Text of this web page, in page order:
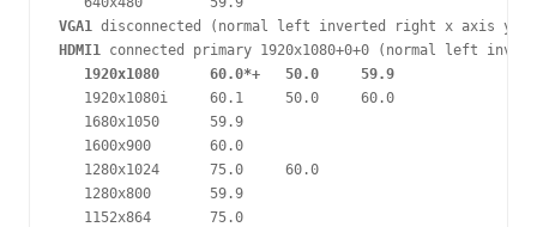
VGA1
HDMI1 connected primary 1920x1080+0+0 (normal left
1920x1080      60.0*+   50.0     59.9
   1920x1080i     60.1     50.0     60.0
   1680x1050      59.9
   1600x900       60.0
   1280x1024      75.0     60.0
   1280x800       59.9
   1152x864       75.0